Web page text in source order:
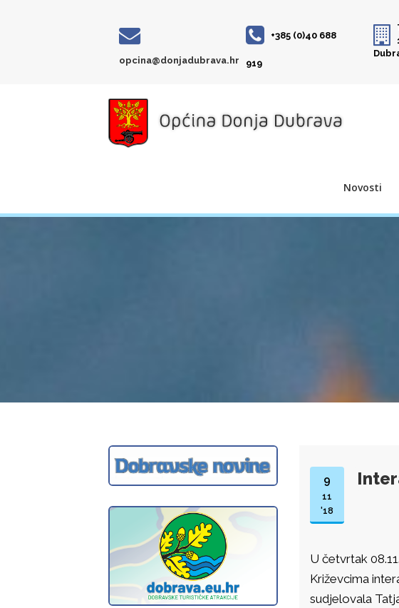
opcina@donjadubrava.hr
+385 (0)40 688
919
Novosti
9
11
'18
U četvrtak
Križevcima
sudjelovala